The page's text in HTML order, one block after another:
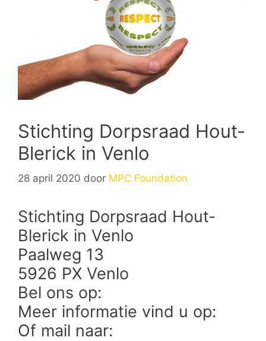
Stichting Dorpsraad Hout-
Blerick in Venlo
28 april 2020 door MPC Foundation
Stichting Dorpsraad Hout-
Blerick in Venlo
Paalweg 13
5926 PX Venlo
Bel ons op:
Meer informatie vind u op:
Of mail naar: